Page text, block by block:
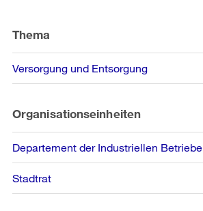
Informationen
Thema
Versorgung und Entsorgung
Organisationseinheiten
Departement der Industriellen Betriebe
Stadtrat